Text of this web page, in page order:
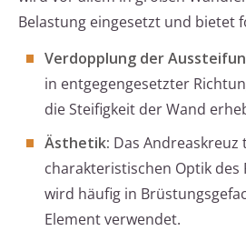
Belastung eingesetzt und bietet
Verdopplung der
in entgegengesetzter
die Steifigkeit der Wand
Ästhetik: Das Andreaskreuz
charakteristischen Optik des
wird häufig in
Element verwendet.